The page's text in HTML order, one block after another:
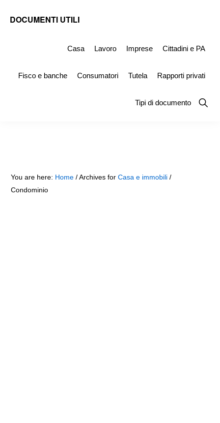
DOCUMENTI UTILI
Simile
Casa Lavoro Imprese Cittadini e PA
Fisco e banche Consumatori Tutela Rapporti privati
Tipi di documento
Show
You are here: Home /Archives forCasa e immobili /
Condominio